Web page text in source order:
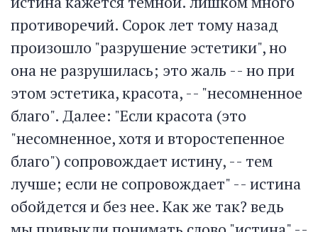
противоречий. Сорок лет тому назад
произошло "разрушение эстетики", но
она не разрушилась; это жаль -- но при
этом эстетика, красота, -- "несомненное
благо". Далее: "Если красота (это
"несомненное, хотя и второстепенное
благо") сопровождает истину, -- тем
лучше; если не сопровождает" -- истина
обойдется и без нее. Как же так? ведь